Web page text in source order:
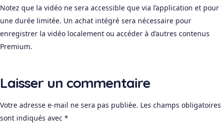
Notez que la vidéo ne sera accessible que via l’application et pour
une durée limitée. Un achat intégré sera nécessaire pour
enregistrer la vidéo localement ou accéder à d’autres contenus
Premium.
Laisser un commentaire
Votre adresse e-mail ne sera pas publiée. Les champs obligatoires
sont indiqués avec *